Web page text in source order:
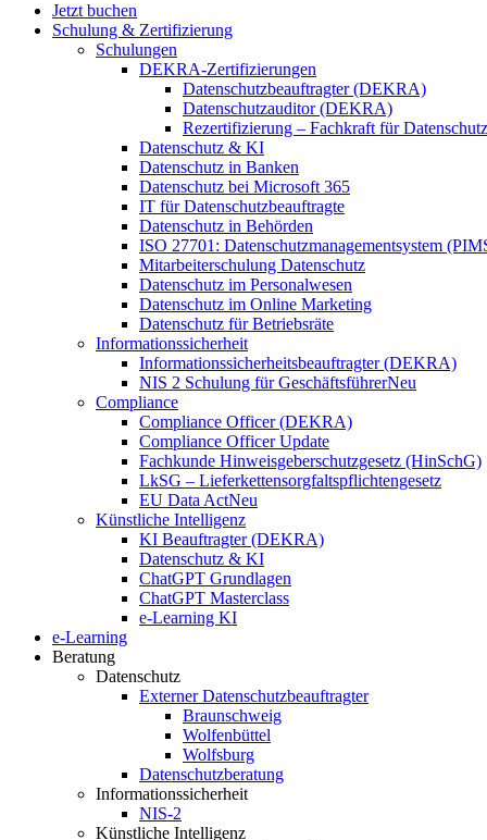
Jetzt buchen
Schulung & Zertifizierung
Schulungen
DEKRA-Zertifizierungen
Datenschutzbeauftragter (DEKRA)
Datenschutzauditor (DEKRA)
Rezertifizierung – Fachkraft für
Datenschutz & KI
Datenschutz in Banken
Datenschutz bei Microsoft 365
IT für Datenschutzbeauftragte
Datenschutz in Behörden
ISO 27701: Datenschutzmanagementsystem
Mitarbeiterschulung Datenschutz
Datenschutz im Personalwesen
Datenschutz im Online Marketing
Datenschutz für Betriebsräte
Informationssicherheit
Informationssicherheitsbeauftragter (DEKRA)
NIS 2 Schulung für GeschäftsführerNeu
Compliance
Compliance Officer (DEKRA)
Compliance Officer Update
Fachkunde Hinweisgeberschutzgesetz (HinSchG)
LkSG – Lieferkettensorgfaltspflichtengesetz
EU Data ActNeu
Künstliche Intelligenz
KI Beauftragter (DEKRA)
Datenschutz & KI
ChatGPT Grundlagen
ChatGPT Masterclass
e-Learning KI
e-Learning
Beratung
Datenschutz
Externer Datenschutzbeauftragter
Braunschweig
Wolfenbüttel
Wolfsburg
Datenschutzberatung
Informationssicherheit
NIS-2
Künstliche Intelligenz